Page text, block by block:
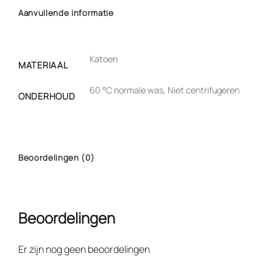
Aanvullende informatie
MATERIAAL
Katoen
ONDERHOUD
60 °C normale was, Niet centrifugeren
Beoordelingen (0)
Beoordelingen
Er zijn nog geen beoordelingen